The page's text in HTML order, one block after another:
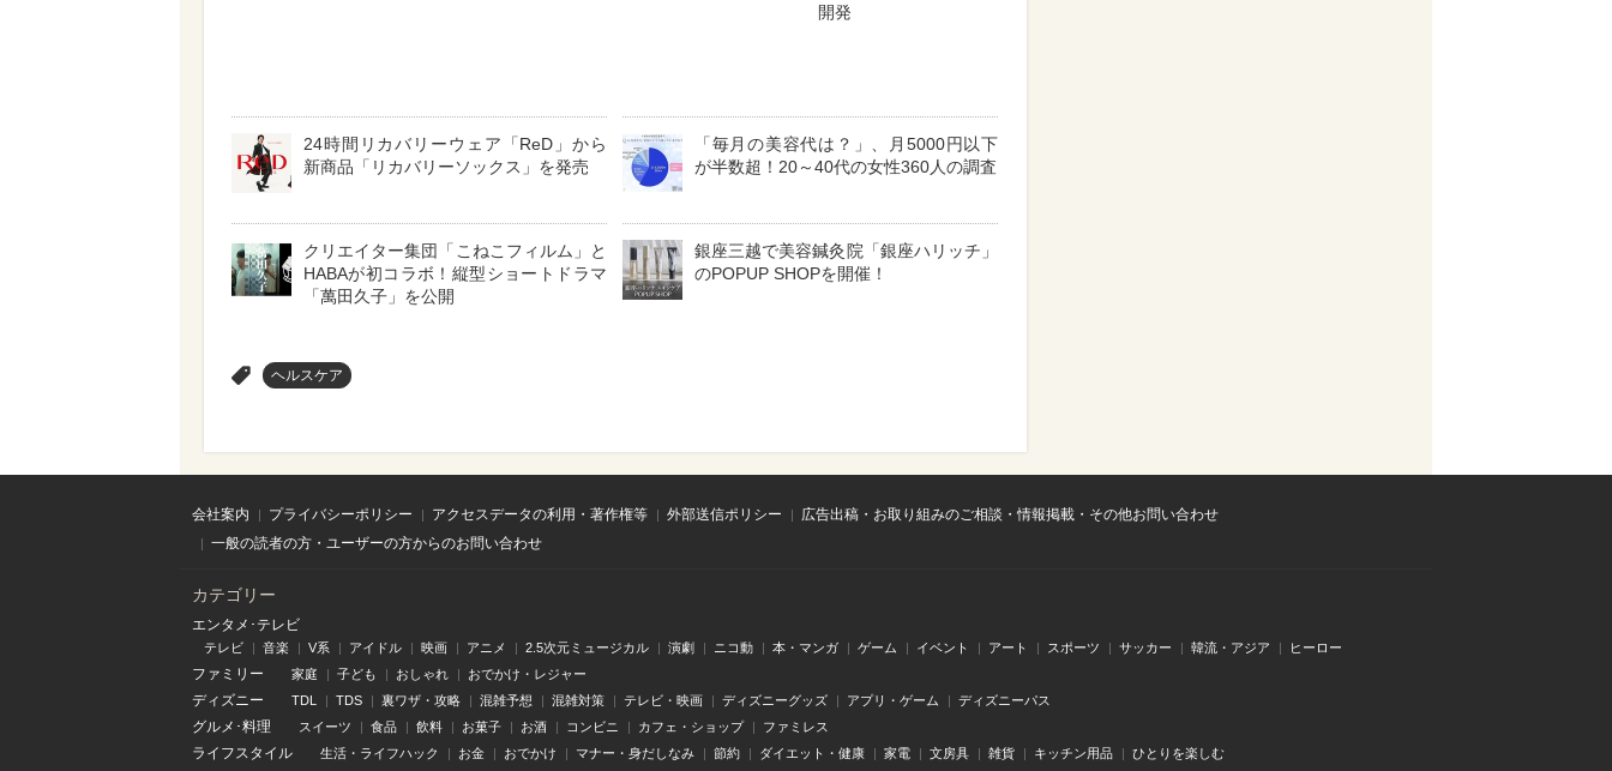
開発
24時間リカバリーウェア「ReD」から
新商品「リカバリーソックス」を発売
「毎月の美容代は？」、月5000円以下
が半数超！20～40代の女性360人の調査
クリエイター集団「こねこフィルム」と
HABAが初コラボ！縦型ショートドラマ
「萬田久子」を公開
銀座三越で美容鍼灸院「銀座ハリッチ」
のPOPUP SHOPを開催！
ヘルスケア
会社案内 プライバシーポリシー アクセスデータの利用・著作権等 外部送信ポリシー
広告出稿・お取り組みのご相談・情報掲載・その他お問い合わせ
一般の読者の方・ユーザーの方からのお問い合わせ
カテゴリー
エンタメ･テレビ
テレビ 音楽 V系 アイドル 映画 アニメ 2.5次元ミュージカル 演劇 ニコ動 本・マンガ ゲーム イベント アート スポーツ サッカー 韓流・アジア ヒーロー
ファミリー 家庭 子ども おしゃれ おでかけ・レジャー
ディズニー TDL TDS 裏ワザ・攻略 混雑予想 混雑対策 テレビ・映画 ディズニーグッズ アプリ・ゲーム ディズニーパス
グルメ･料理 スイーツ 食品 飲料 お菓子 お酒 コンビニ カフェ・ショップ ファミレス
ライフスタイル 生活・ライフハック お金 おでかけ マナー・身だしなみ 節約 ダイエット・健康 家電 文房具 雑貨 キッチン用品 ひとりを楽しむ